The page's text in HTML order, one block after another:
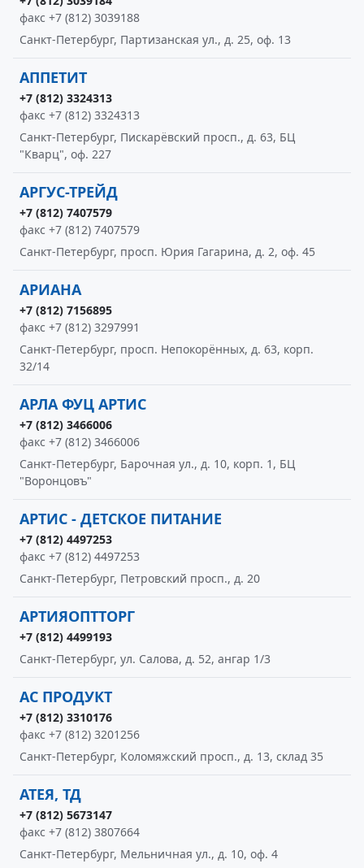
факс +7 (812) 3039188
Санкт-Петербург, Партизанская ул., д. 25, оф. 13
АППЕТИТ
+7 (812) 3324313
факс +7 (812) 3324313
Санкт-Петербург, Пискарёвский просп., д. 63, БЦ
"Кварц", оф. 227
АРГУС-ТРЕЙД
+7 (812) 7407579
факс +7 (812) 7407579
Санкт-Петербург, просп. Юрия Гагарина, д. 2, оф. 45
АРИАНА
+7 (812) 7156895
факс +7 (812) 3297991
Санкт-Петербург, просп. Непокорённых, д. 63, корп.
32/14
АРЛА ФУЦ АРТИС
+7 (812) 3466006
факс +7 (812) 3466006
Санкт-Петербург, Барочная ул., д. 10, корп. 1, БЦ
"Воронцовъ"
АРТИС - ДЕТСКОЕ ПИТАНИЕ
+7 (812) 4497253
факс +7 (812) 4497253
Санкт-Петербург, Петровский просп., д. 20
АРТИЯОПТТОРГ
+7 (812) 4499193
Санкт-Петербург, ул. Салова, д. 52, ангар 1/3
АС ПРОДУКТ
+7 (812) 3310176
факс +7 (812) 3201256
Санкт-Петербург, Коломяжский просп., д. 13, склад 35
АТЕЯ, ТД
+7 (812) 5673147
факс +7 (812) 3807664
Санкт-Петербург, Мельничная ул., д. 10, оф. 4